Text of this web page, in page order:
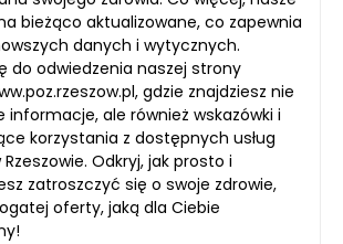
bieżąco aktualizowane, co zapewnia
danych i wytycznych.
do odwiedzenia naszej strony
gdzie znajdziesz nie
informacje, ale również wskazówki i
korzystania z dostępnych usług
Odkryj, jak prosto i
zatroszczyć się o swoje zdrowie,
oferty, jaką dla Ciebie